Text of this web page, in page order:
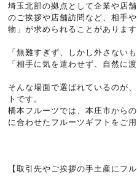
埼玉北部の拠点として企業や店
のご挨拶や店舗訪問など、相手
物」が求められることがあります
「無難すぎず、しかし外さない
「相手に気を遣わせず、自然に
そんな場面で選ばれているのが
トです。
橋本フルーツでは、本庄市から
に合わせたフルーツギフトをご用
【取引先やご挨拶の手土産にフ